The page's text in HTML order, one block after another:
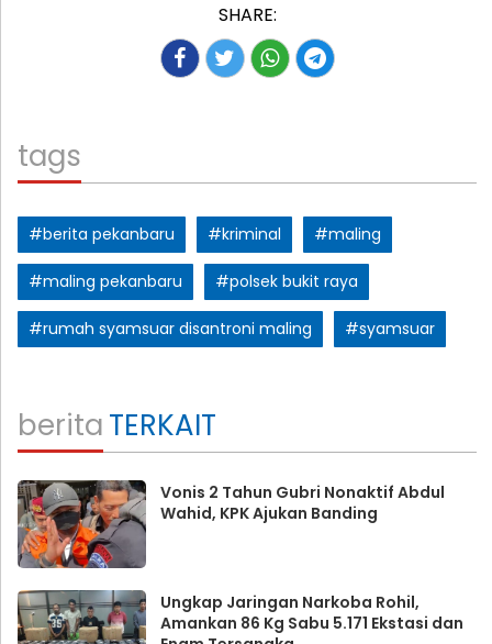
SHARE:
tags
#berita pekanbaru #kriminal #maling
#maling pekanbaru #polsek bukit raya
#rumah syamsuar disantroni maling #syamsuar
beritaTERKAIT
Vonis 2 Tahun Gubri Nonaktif Abdul
Wahid, KPK Ajukan Banding
Ungkap Jaringan Narkoba Rohil,
Amankan 86 Kg Sabu 5.171 Ekstasi dan